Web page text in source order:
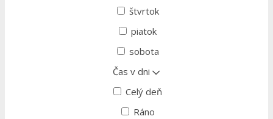
štvrtok
piatok
sobota
Čas v dni
Celý deň
Ráno